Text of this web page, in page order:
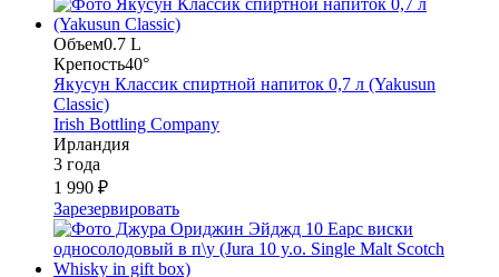
Объем0.7 L
Крепость40°
Якусун Классик спиртной напиток 0,7 л (Yakusun
Classic)
Irish Bottling Company
Ирландия
3 года
1 990 ₽
Зарезервировать